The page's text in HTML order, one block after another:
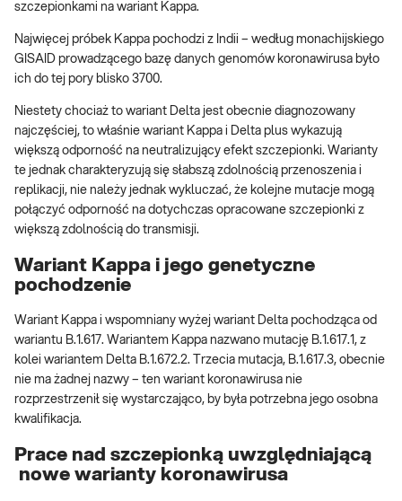
szczepionkami na wariant Kappa.
Najwięcej próbek Kappa pochodzi z Indii – według monachijskiego
GISAID prowadzącego bazę danych genomów koronawirusa było
ich do tej pory blisko 3700.
Niestety chociaż to wariant Delta jest obecnie diagnozowany
najczęściej, to właśnie wariant Kappa i Delta plus wykazują
większą odporność na neutralizujący efekt szczepionki. Warianty
te jednak charakteryzują się słabszą zdolnością przenoszenia i
replikacji, nie należy jednak wykluczać, że kolejne mutacje mogą
połączyć odporność na dotychczas opracowane szczepionki z
większą zdolnością do transmisji.
Wariant Kappa i jego genetyczne
pochodzenie
Wariant Kappa i wspomniany wyżej wariant Delta pochodząca od
wariantu B.1.617. Wariantem Kappa nazwano mutację B.1.617.1, z
kolei wariantem Delta B.1.672.2. Trzecia mutacja, B.1.617.3, obecnie
nie ma żadnej nazwy – ten wariant koronawirusa nie
rozprzestrzenił się wystarczająco, by była potrzebna jego osobna
kwalifikacja.
Prace nad szczepionką uwzględniającą
nowe warianty koronawirusa